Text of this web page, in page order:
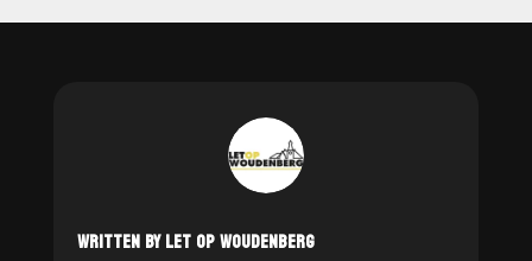
WRITTEN BY LET OP WOUDENBERG